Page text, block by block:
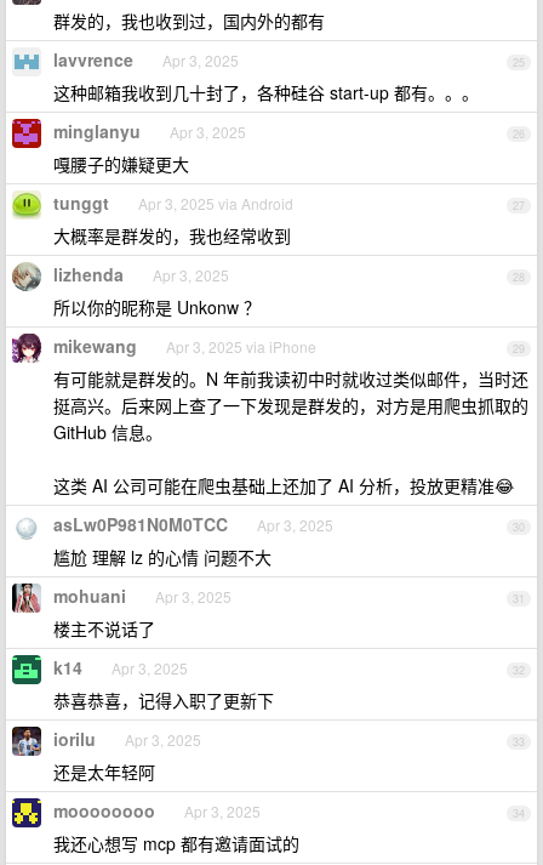
群发的，我也收到过，国内外的都有
25
lavvrence Apr 3, 2025
这种邮箱我收到几十封了，各种硅谷 start-up 都有。。。
26
minglanyu Apr 3, 2025
嘎腰子的嫌疑更大
27
tunggt Apr 3, 2025 via Android
大概率是群发的，我也经常收到
28
lizhenda Apr 3, 2025
所以你的昵称是 Unkonw ？
29
mikewang Apr 3, 2025 via iPhone
有可能就是群发的。N 年前我读初中时就收过类似邮件，当时还
挺高兴。后来网上查了一下发现是群发的，对方是用爬虫抓取的
GitHub 信息。
这类 AI 公司可能在爬虫基础上还加了 AI 分析，投放更精准😂
30
asLw0P981N0M0TCC Apr 3, 2025
尴尬 理解 lz 的心情 问题不大
31
mohuani Apr 3, 2025
楼主不说话了
32
k14 Apr 3, 2025
恭喜恭喜，记得入职了更新下
33
iorilu Apr 3, 2025
还是太年轻阿
34
moooooooo Apr 3, 2025
我还心想写 mcp 都有邀请面试的